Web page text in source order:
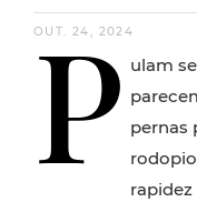
OUT. 24, 2024
P ulam
pernas